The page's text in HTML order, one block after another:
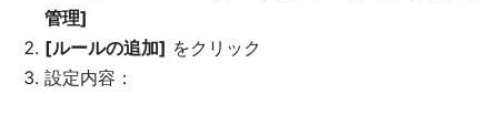
管理]
[ルールの追加] をクリック
設定内容：